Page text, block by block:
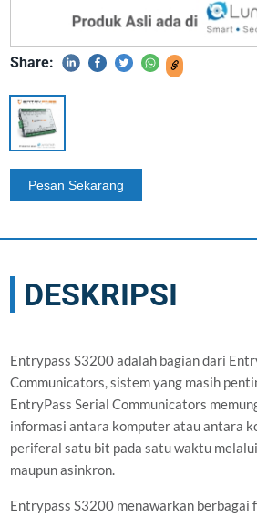
Share:
DESKRIPSI
Entrypass S3200 adalah bagian dari
Communicators, sistem yang masih
EntryPass Serial Communicators
informasi antara komputer atau antara
periferal satu bit pada satu waktu
maupun asinkron.
Entrypass S3200 menawarkan berbagai